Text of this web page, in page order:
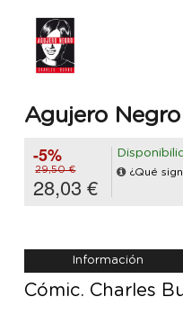
Agujero
-5%
29,50 €
28,03 €
¿Qué
Información
Cómic. Charles